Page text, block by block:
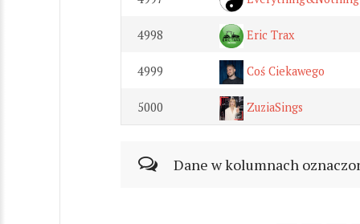
4998 Eric Trax
4999 Coś Ciekawego
5000 ZuziaSings
Dane w kolumnach